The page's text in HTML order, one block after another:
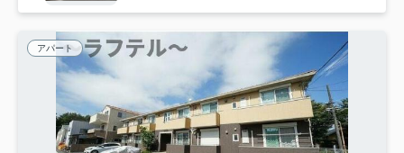
アパート